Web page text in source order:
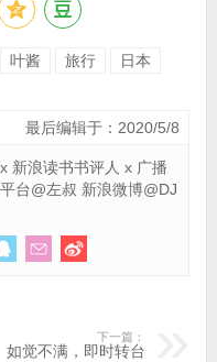
叶酱 旅行
日本
最后编辑于：2020/5/8
新浪读书书评人 x 广播
台@左叔 新浪微博@DJ
下一篇：
如觉不满，即时转台